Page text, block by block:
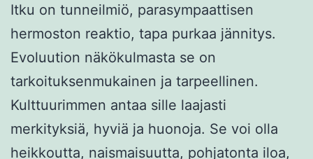
Itku on tunneilmiö, parasympaattisen
hermoston reaktio, tapa purkaa jännitys.
Evoluution näkökulmasta se on
tarkoituksenmukainen ja tarpeellinen.
Kulttuurimmen antaa sille laajasti
merkityksiä, hyviä ja huonoja. Se voi olla
heikkoutta, naismaisuutta, pohjatonta iloa,